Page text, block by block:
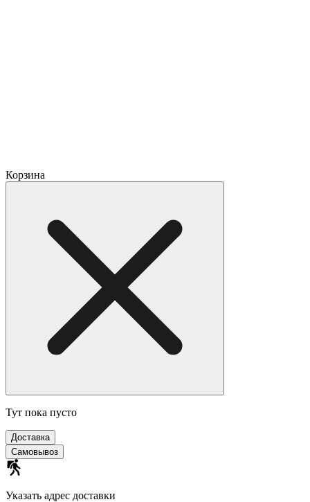
Корзина
Тут пока пусто
Доставка
Самовывоз
Указать адрес доставки